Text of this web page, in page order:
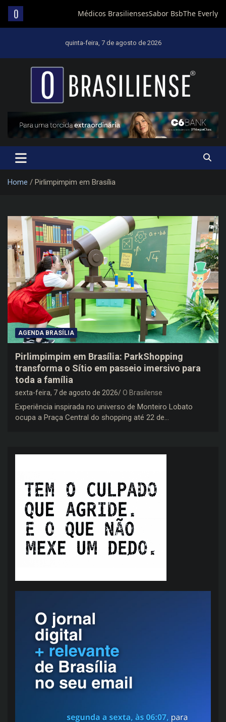
quinta-feira, 7 de agosto de 2026
Um diário de notícias que trabalha por Brasília
Home Pirlimpimpim em Brasília
AGENDA BRASÍLIA
Pirlimpimpim em Brasília: ParkShopping
transforma o Sítio em passeio imersivo para
toda a família
sexta-feira, 7 de agosto de 2026 O Brasilense
Experiência inspirada no universo de Monteiro Lobato
ocupa a Praça Central do shopping até 22 de…